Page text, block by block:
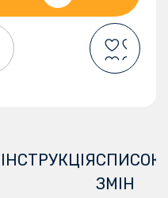
ІНСТРУКЦІЯСПИСОК
ЗМІН